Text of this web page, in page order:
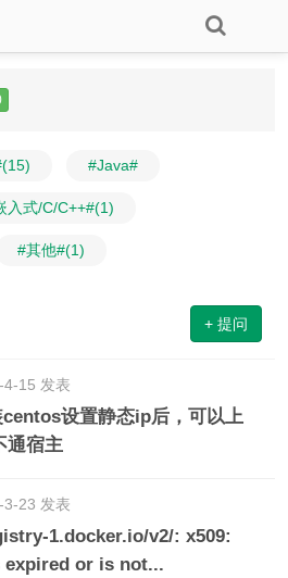
(15) #Java#
入式/C/C++#(1)
#其他#(1)
+ 提问
4-15 发表
设置静态ip后，可以上
通宿主
3-23 发表
1.docker.io/v2/: x509:
or is not...